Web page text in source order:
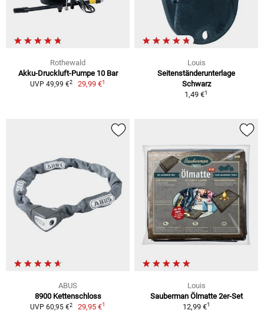
Rothewald
Akku-Druckluft-Pumpe 10 Bar
UVP 49,99 €2 29,99 €1
Louis
Seitenständerunterlage
Schwarz
1,49 €1
ABUS
8900 Kettenschloss
UVP 60,95 €2 29,95 €1
Louis
Sauberman Ölmatte 2er-Set
12,99 €1